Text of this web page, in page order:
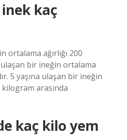
inek kaç
ortalama ağırlığı 200
ulaşan bir ineğin ortalama
5 yaşına ulaşan bir ineğin
kilogram arasında
kaç kilo yem